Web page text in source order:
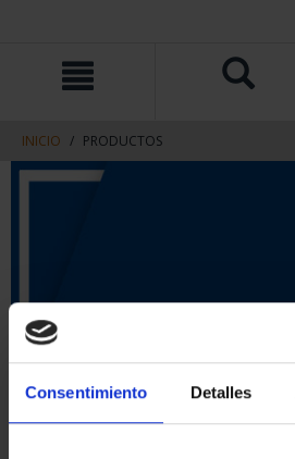
Consentimiento Detalles
contenido
men
de
navegacin
INICIO PRODUCTOS